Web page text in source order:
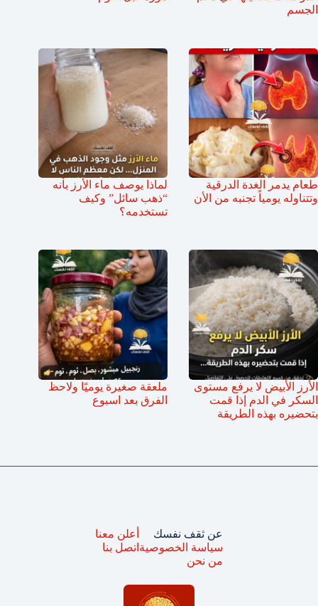
الجسم
طعام يدمر الغدة الدرقية
وتتناوله يومياً تجنبه من الأن
لماذا يوصف ماء الأرز بأنه
“ذهب سائل” وكيف
تستخدمه؟
الأرز الأبيض لا يرفع مستوى
السكر في الدم إذا قمت
بتحضيره بهذه الطريقة
ملعقة صغيرة يوميًا ولاحظ
الفرق بعد اسبوع
عن ثقف نفسك
سياسة الخصوصية
من نحن
أعلن معنا
اتصل بنا